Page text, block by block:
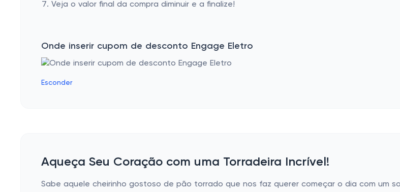
Veja o valor final da compra diminuir e a finalize!
Onde inserir cupom de desconto Engage Eletro
Esconder
Aqueça Seu Coração com uma Torradeira Incrível!
Sabe aquele cheirinho gostoso de pão torrado que nos faz querer começar o dia com um